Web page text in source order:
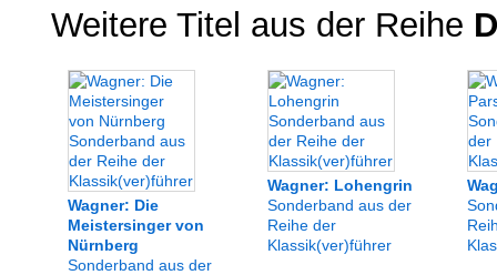
Weitere Titel aus der Reihe
Wagner: Die
Meistersinger von
Nürnberg
Sonderband aus der
Wagner: Lohengrin
Sonderband aus der
Reihe der
Klassik(ver)führer